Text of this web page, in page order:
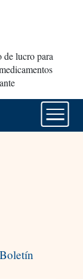
lucro para